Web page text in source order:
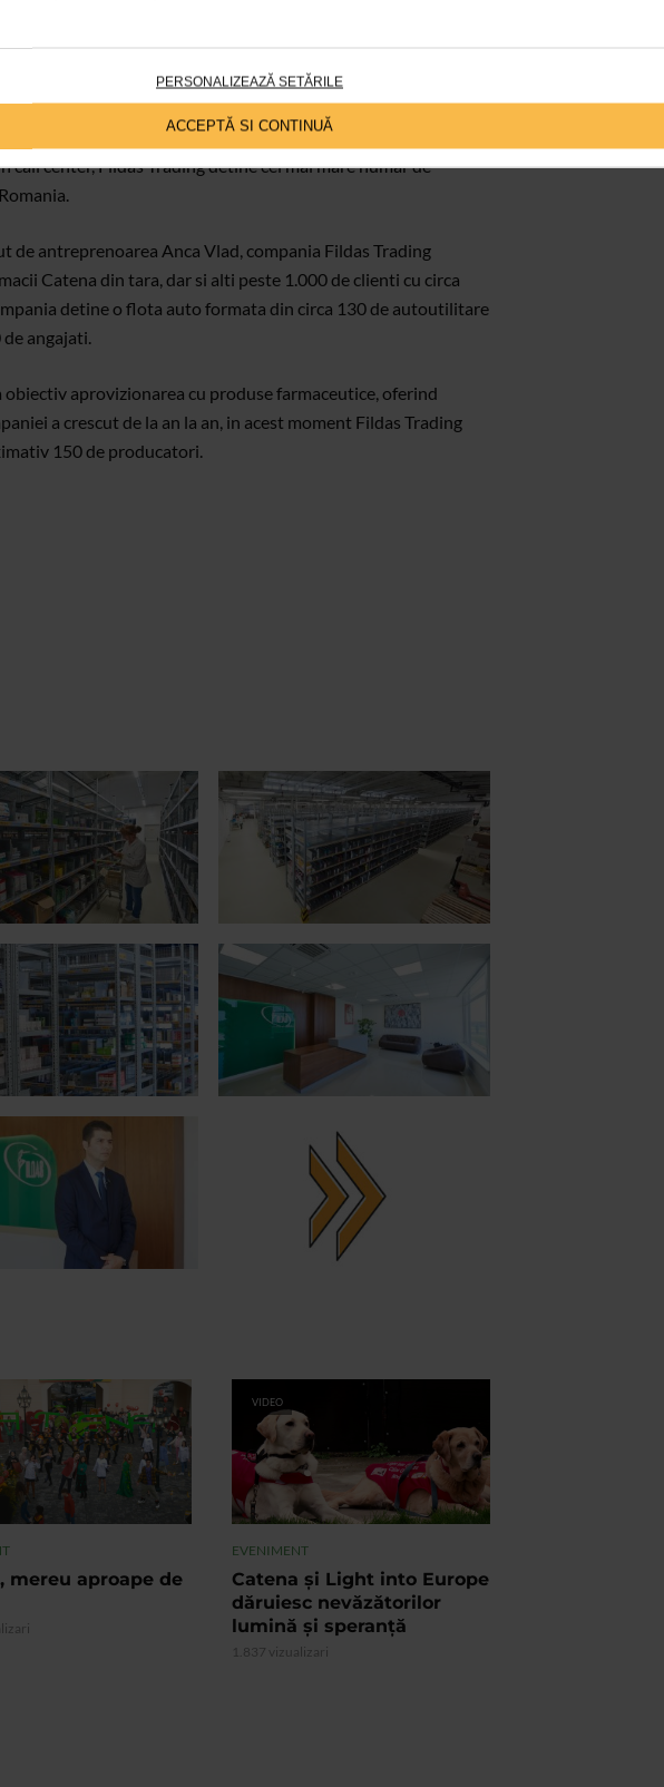
PERSONALIZEAZĂ SETĂRILE
ACCEPTĂ SI CONTINUĂ
mai important jucator pe piata autohtona de distributie a
firme antreprenoriale romanesti. Cu 15 depozite
center, Fildas Trading detine cel mai mare numar de
antreprenoarea Anca Vlad, compania Fildas Trading
Catena din tara, dar si alti peste 1.000 de clienti cu circa
detine o flota auto formata din circa 130 de autoutilitare
angajati.
aprovizionarea cu produse farmaceutice, oferind
a crescut de la an la an, in acest moment Fildas Trading
150 de producatori.
mereu aproape de
VIDEO
EVENIMENT
Catena și Light into Europe
dăruiesc nevăzătorilor
lumină și speranță
1.837 vizualizari